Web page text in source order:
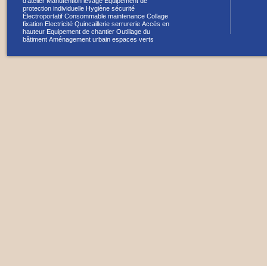
protection individuelle Hygiène sécurité
Électroportatif Consommable maintenance Collage
fixation Electricité Quincaillerie serrurerie Accès en
hauteur Equipement de chantier Outillage du
bâtiment Aménagement urbain espaces verts